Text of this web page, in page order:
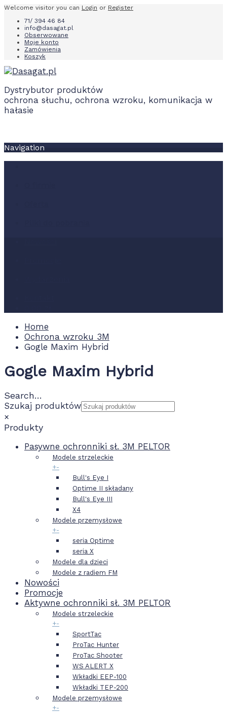
Welcome visitor you can Login or Register
71/ 394 46 84
info@dasagat.pl
Obserwowane
Moje konto
Zamówienia
Koszyk
Dystrybutor produktów
ochrona słuchu, ochrona wzroku, komunikacja w
hałasie
Navigation
Home
Ochrona wzroku 3M
Gogle Maxim Hybrid
Gogle Maxim Hybrid
Search…
Szukaj produktów
×
Produkty
Pasywne ochronniki sł. 3M PELTOR
Modele strzeleckie
+-
Bull's Eye I
Optime II składany
Bull's Eye III
X4
Modele przemysłowe
+-
seria Optime
seria X
Modele dla dzieci
Modele z radiem FM
Nowości
Promocje
Aktywne ochronniki sł. 3M PELTOR
Modele strzeleckie
+-
SportTac
ProTac Hunter
ProTac Shooter
WS ALERT X
Wkładki EEP-100
Wkładki TEP-200
Modele przemysłowe
+-